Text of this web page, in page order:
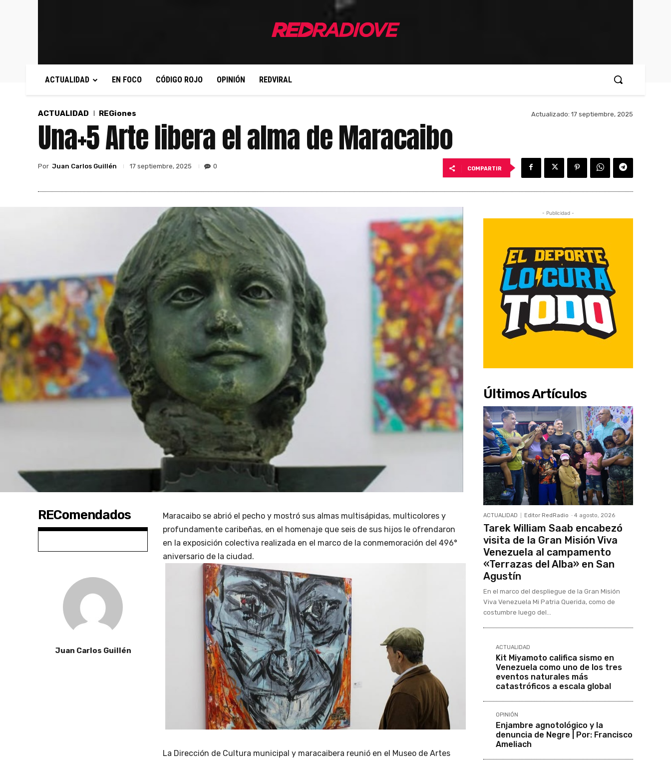
ACTUALIDAD EN FOCO CÓDIGO ROJO OPINIÓN REDVIRAL
ACTUALIDAD REGiones Actualizado: 17 septiembre, 2025
Una+5 Arte libera el alma de Maracaibo
Por Juan Carlos Guillén 17 septiembre, 2025 0 COMPARTIR
REComendados
Juan Carlos Guillén
Maracaibo se abrió el pecho y mostró sus almas multisápidas, multicolores y
profundamente caribeñas, en el homenaje que seis de sus hijos le ofrendaron
en la exposición colectiva realizada en el marco de la conmemoración del 496°
aniversario de la ciudad.
La Dirección de Cultura municipal y maracaibera reunió en el Museo de Artes
- Publicidad -
Últimos Artículos
ACTUALIDAD Editor RedRadio - 4 agosto, 2026
Tarek William Saab encabezó
visita de la Gran Misión Viva
Venezuela al campamento
«Terrazas del Alba» en San
Agustín
En el marco del despliegue de la Gran Misión
Viva Venezuela Mi Patria Querida, como de
costumbre luego del...
ACTUALIDAD
Kit Miyamoto califica sismo en
Venezuela como uno de los tres
eventos naturales más
catastróficos a escala global
OPINIÓN
Enjambre agnotológico y la
denuncia de Negre | Por: Francisco
Ameliach